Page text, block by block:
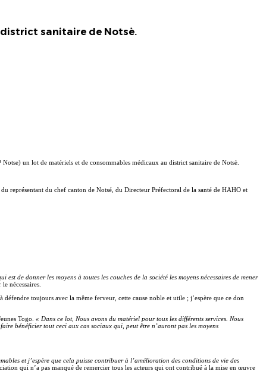
district sanitaire de Notsè.
un lot de matériels et de consommables médicaux au district sanitaire de Notsè.
représentant du chef canton de Notsé, du Directeur Préfectoral de la santé de HAHO et
de donner les moyens à toutes les couches de la société les moyens nécessaires de mener
nécessaires.
toujours avec la même ferveur, cette cause noble et utile ; j’espère que ce don
Togo. « Dans ce lot, Nous avons du matériel pour tous les différents services. Nous
bénéficier tout ceci aux cas sociaux qui, peut être n’auront pas les moyens
et j’espère que cela puisse contribuer à l’amélioration des conditions de vie des
qui n’a pas manqué de remercier tous les acteurs qui ont contribué à la mise en œuvre